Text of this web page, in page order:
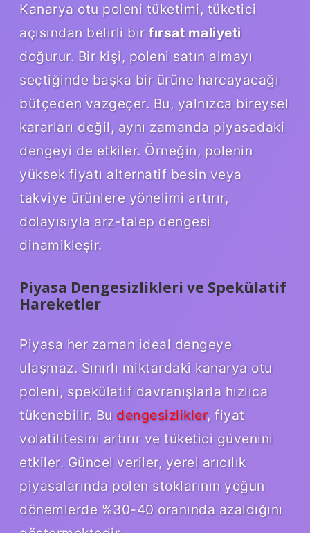
Kanarya otu poleni tüketimi, tüketici
açısından belirli bir fırsat maliyeti
doğurur. Bir kişi, poleni satın almayı
seçtiğinde başka bir ürüne harcayacağı
bütçeden vazgeçer. Bu, yalnızca bireysel
kararları değil, aynı zamanda piyasadaki
dengeyi de etkiler. Örneğin, polenin
yüksek fiyatı alternatif besin veya
takviye ürünlere yönelimi artırır,
dolayısıyla arz-talep dengesi
dinamikleşir.
Piyasa Dengesizlikleri ve Spekülatif
Hareketler
Piyasa her zaman ideal dengeye
ulaşmaz. Sınırlı miktardaki kanarya otu
poleni, spekülatif davranışlarla hızlıca
tükenebilir. Bu dengesizlikler, fiyat
volatilitesini artırır ve tüketici güvenini
etkiler. Güncel veriler, yerel arıcılık
piyasalarında polen stoklarının yoğun
dönemlerde %30-40 oranında azaldığını